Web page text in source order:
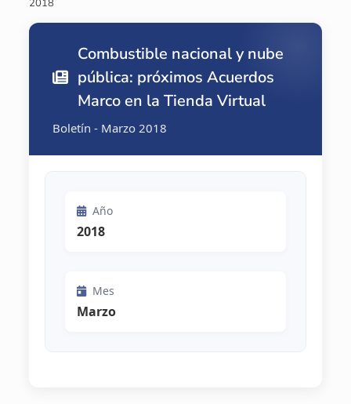
2018
Combustible nacional y nube
pública: próximos Acuerdos
Marco en la Tienda Virtual
Boletín - Marzo 2018
Año
2018
Mes
Marzo